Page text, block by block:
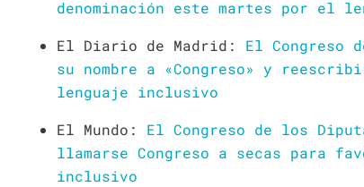
denominación este martes por el
El Diario de Madrid: El Congreso
su nombre a «Congreso» y
lenguaje inclusivo
El Mundo: El Congreso de los
llamarse Congreso a secas para
inclusivo